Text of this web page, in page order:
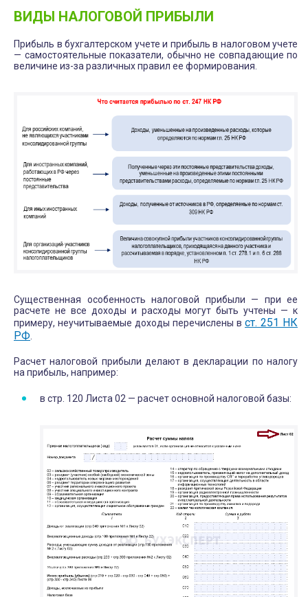
ВИДЫ НАЛОГОВОЙ ПРИБЫЛИ
Прибыль в бухгалтерском учете и прибыль в налоговом учете
— самостоятельные показатели, обычно не совпадающие по
величине из-за различных правил ее формирования.
Существенная особенность налоговой прибыли — при ее
расчете не все доходы и расходы могут быть учтены — к
примеру, неучитываемые доходы перечислены в ст. 251 НК
РФ
Расчет налоговой прибыли делают в декларации по налогу
на прибыль, например:
в стр. 120 Листа 02 — расчет основной налоговой базы: